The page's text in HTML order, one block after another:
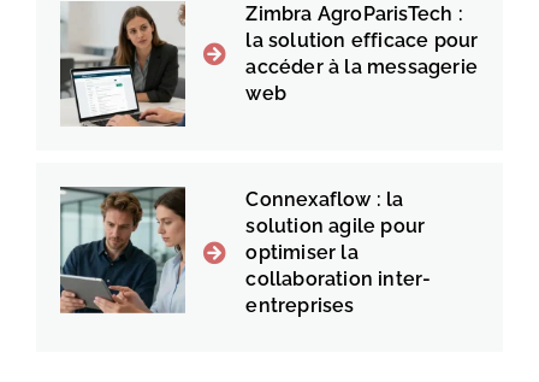
Zimbra AgroParisTech :
la solution efficace pour
accéder à la messagerie
web
Connexaflow : la
solution agile pour
optimiser la
collaboration inter-
entreprises